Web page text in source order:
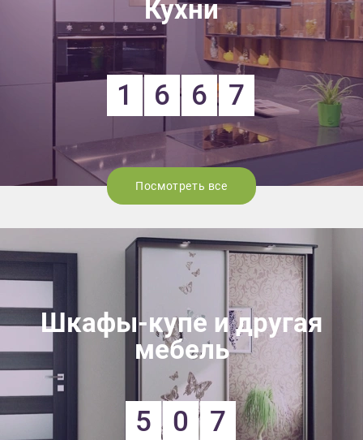
Кухни
1 6 6 7
Посмотреть все
Шкафы-купе и другая
мебель
5 0 7